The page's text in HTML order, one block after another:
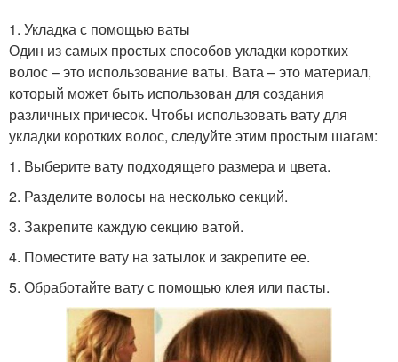
1. Укладка с помощью ваты
Один из самых простых способов укладки коротких
волос – это использование ваты. Вата – это материал,
который может быть использован для создания
различных причесок. Чтобы использовать вату для
укладки коротких волос, следуйте этим простым шагам:
1. Выберите вату подходящего размера и цвета.
2. Разделите волосы на несколько секций.
3. Закрепите каждую секцию ватой.
4. Поместите вату на затылок и закрепите ее.
5. Обработайте вату с помощью клея или пасты.